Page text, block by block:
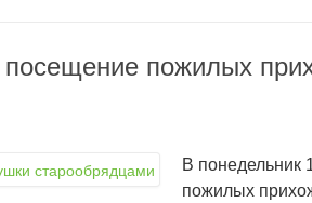
посещение пожилых
В понедельник
пожилых